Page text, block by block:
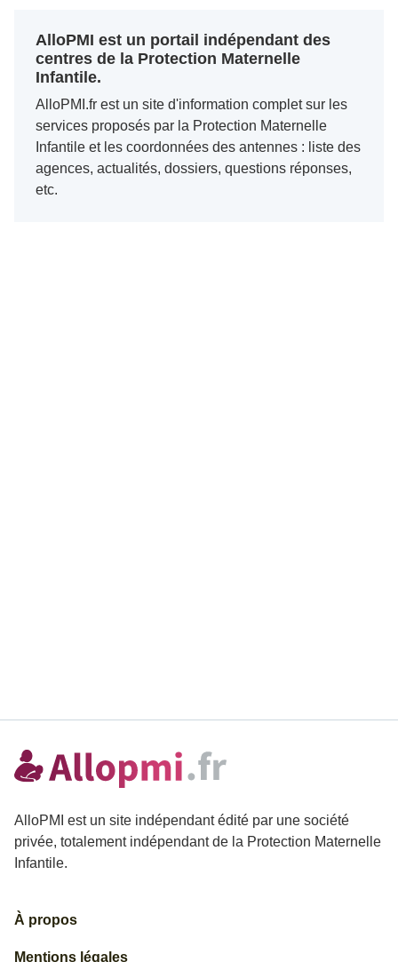
AlloPMI est un portail indépendant des
centres de la Protection Maternelle
Infantile.
AlloPMI.fr est un site d'information complet sur les
services proposés par la Protection Maternelle
Infantile et les coordonnées des antennes : liste des
agences, actualités, dossiers, questions réponses,
etc.
AlloPMI est un site indépendant édité par une société
privée, totalement indépendant de la Protection Maternelle
Infantile.
À propos
Mentions légales